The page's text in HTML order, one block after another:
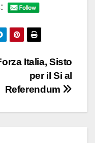
Italia, Sisto
per il Si al
Referendum